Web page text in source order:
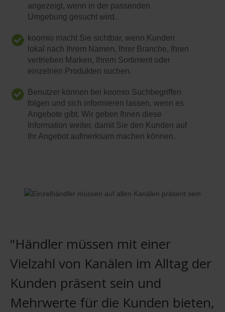
angezeigt, wenn in der passenden
Umgebung gesucht wird.
koomio macht Sie sichtbar, wenn Kunden
lokal nach Ihrem Namen, Ihrer Branche, Ihren
vertrieben Marken, Ihrem Sortiment oder
einzelnen Produkten suchen.
Benutzer können bei koomio Suchbegriffen
folgen und sich informieren lassen, wenn es
Angebote gibt. Wir geben Ihnen diese
Information weiter, damit Sie den Kunden auf
Ihr Angebot aufmerksam machen können.
"Händler müssen mit einer
Vielzahl von Kanälen im Alltag der
Kunden präsent sein und
Mehrwerte für die Kunden bieten,